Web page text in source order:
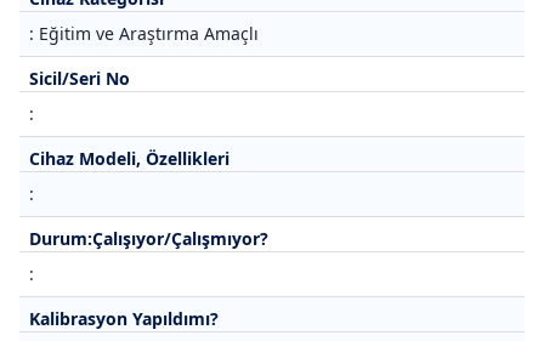
: Eğitim ve Araştırma Amaçlı
Sicil/Seri No
:
Cihaz Modeli, Özellikleri
:
Durum:Çalışıyor/Çalışmıyor?
:
Kalibrasyon Yapıldımı?